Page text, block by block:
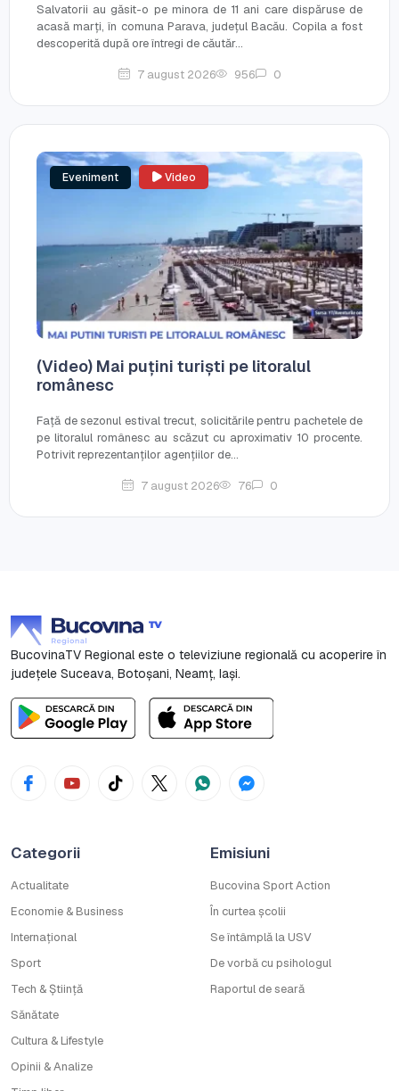
Salvatorii au găsit-o pe minora de 11 ani care dispăruse de
acasă marți, în comuna Parava, județul Bacău. Copila a fost
descoperită după ore întregi de căutăr...
7 august 2026 956 0
Eveniment Video
(Video) Mai puțini turiști pe litoralul
românesc
Față de sezonul estival trecut, solicitările pentru pachetele de
pe litoralul românesc au scăzut cu aproximativ 10 procente.
Potrivit reprezentanților agențiilor de...
7 august 2026 76 0
BucovinaTV Regional este o televiziune regională cu acoperire în
județele Suceava, Botoşani, Neamț, Iași.
Categorii
Actualitate
Economie & Business
Internațional
Sport
Tech & Știință
Sănătate
Cultura & Lifestyle
Opinii & Analize
Emisiuni
Bucovina Sport Action
În curtea școlii
Se întâmplă la USV
De vorbă cu psihologul
Raportul de seară